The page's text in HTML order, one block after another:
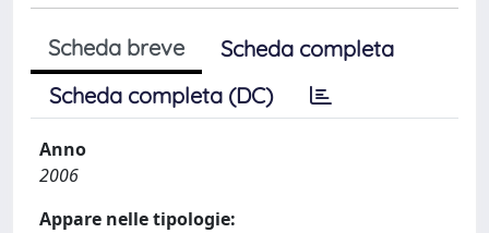
Scheda breve
Scheda completa
Scheda completa (DC)
Anno
2006
Appare nelle tipologie: